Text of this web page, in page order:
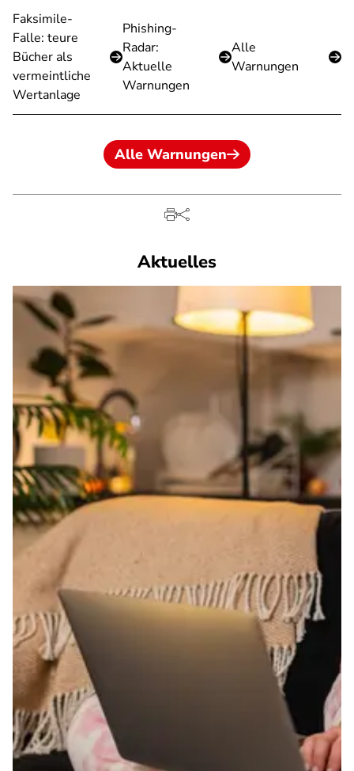
Faksimile-
Falle: teure
Bücher als
vermeintliche
Wertanlage
Phishing-
Radar:
Aktuelle
Warnungen
Alle
Warnungen
Alle Warnungen
Aktuelles